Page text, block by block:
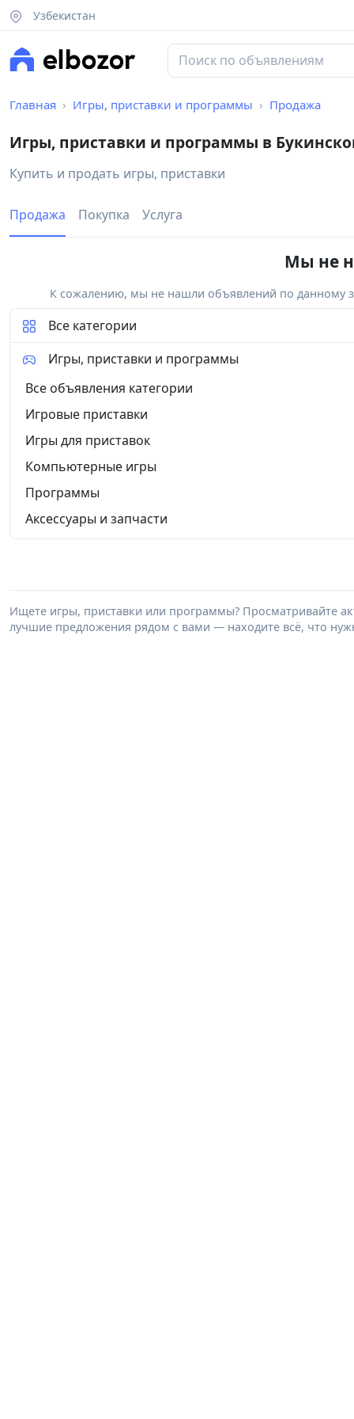
Узбекистан
Главная Игры, приставки и программы Продажа
Игры, приставки и программы в
Купить и продать игры, приставки
Продажа Покупка Услуга
Мы не
К сожалению, мы не нашли объявлений по данному
Все категории
Игры, приставки и программы
Все объявления категории
Игровые приставки
Игры для приставок
Компьютерные игры
Программы
Аксессуары и запчасти
Ищете игры, приставки или программы? Просматривайте
лучшие предложения рядом с вами — находите всё, что